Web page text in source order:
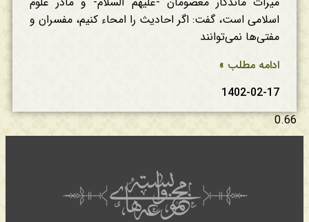
اسلامی است، گفت: اگر احادیث را امحاء کنیم، مفسران و
مفتی‌ها نمی‌‌توانند
ادامه مطلب »
1402-02-17